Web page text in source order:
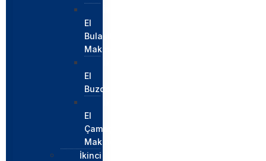
El
Bulaşık
Makinesi
El
Buzdolabı
El
Çamaşır
Makinesi
İkinci